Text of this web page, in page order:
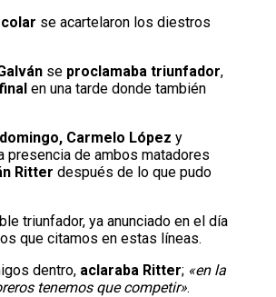
se acartelaron los diestros
se proclamaba triunfador,
en una tarde donde también
Carmelo López y
presencia de ambos matadores
Ritter después de lo que pudo
triunfador, ya anunciado en el día
que citamos en estas líneas.
dentro, aclaraba Ritter; «en la
tenemos que competir».